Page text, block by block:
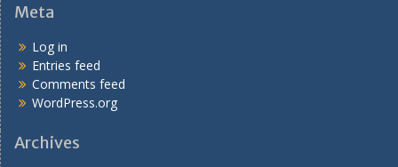
Meta
Log in
Entries feed
Comments feed
WordPress.org
Archives